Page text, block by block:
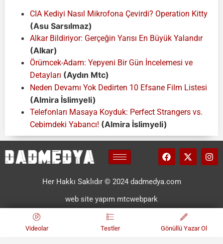
CIA Kediyi Nasıl Mikrofona Çevirdi? Operation Kitty
(Asu Sarsılmaz)
Alkar Bildiriyor: Gerçeğin Yarısı En Büyük Yalandır
(Alkar)
Örümcek-Adam: Yepyeni Bir Gün İncelemesi ve
Detayları (Aydın Mtc)
Neden Devamı Yok Dedirten 10 Efsane Film Listesi
(Almira İslimyeli)
Telefonları Masaya Koyduk: Perfect Strangers vs.
Cebimdeki Yabancı! (Almira İslimyeli)
Her Hakkı Saklıdır © 2024 dadmedya.com
web site yapım mtcwebpark
Videolar Testler Gönüllü Yazar Ol